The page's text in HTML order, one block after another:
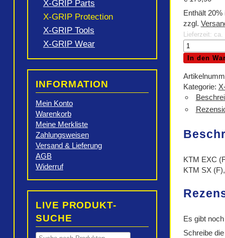
X-GRIP Parts
X-GRIP Protection
X-GRIP Tools
X-GRIP Wear
INFORMATION
Mein Konto
Warenkorb
Meine Merkliste
Zahlungsweisen
Versand & Lieferung
AGB
Widerruf
LIVE PRODUKT-
SUCHE
Enthält 20%
zzgl.
Lieferzeit: ca.
X-
GRIP
Set,
schwarz
Menge
In den
Kategorie:
KTM EXC
KTM SX
Es gibt
Schreibe